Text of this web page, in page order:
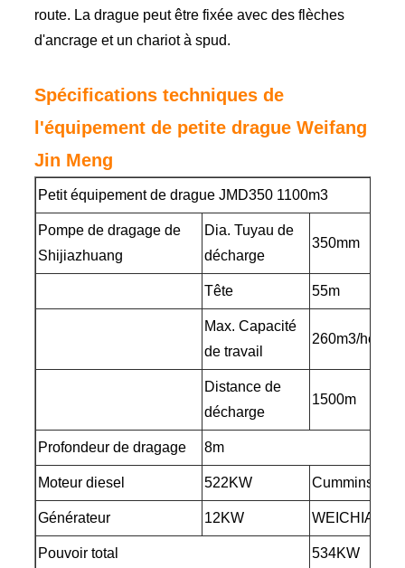
route. La drague peut être fixée avec des flèches
d'ancrage et un chariot à spud.
Spécifications techniques de
l'équipement de petite drague Weifang
Jin Meng
Petit équipement de drague JMD350 1100m3
Pompe de dragage de
Shijiazhuang
Dia. Tuyau de
décharge
350mm
Tête 55m
Max. Capacité
de travail
260m3/heure
Distance de
décharge
1500m
Profondeur de dragage 8m
Moteur diesel 522KW Cummins
Générateur 12KW WEICHIA
Pouvoir total 534KW